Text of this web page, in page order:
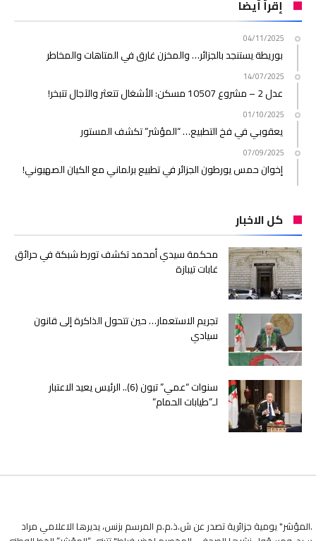
إقرأ أيضا
04/11/2025
بوريطة يستنجد بالجزائر… والمخزن غارق في المتاهات والمخاطر
14/07/2025
عدل 2 – مشروع 10507 مسكن: الأشغال تتعثر والآجال تتبخر!
01/10/2025
يعقوبي في فخ التطبيع… “المؤشر” تكشف المستور
07/09/2025
إخوان حمس يورطون الجزائر في تطبيع برلماني مع الكيان الصهيوني!
كل الاخبار
محكمة سيدي أمحمد تكشف تورط شبكة في حرائق
غابات تيبازة
تجريم الاستعمار… حين تتحول الذاكرة إلى قانون
سيادي
سنوات “عمي” تبون (6).. الرئيس يعيد الاعتبار
لـ”طيابات الحمام”
.المؤشر" يومية جزائرية تصدر عن ش.ذ.م.م المرسم بزنس، يديرها الاعلامي مراد